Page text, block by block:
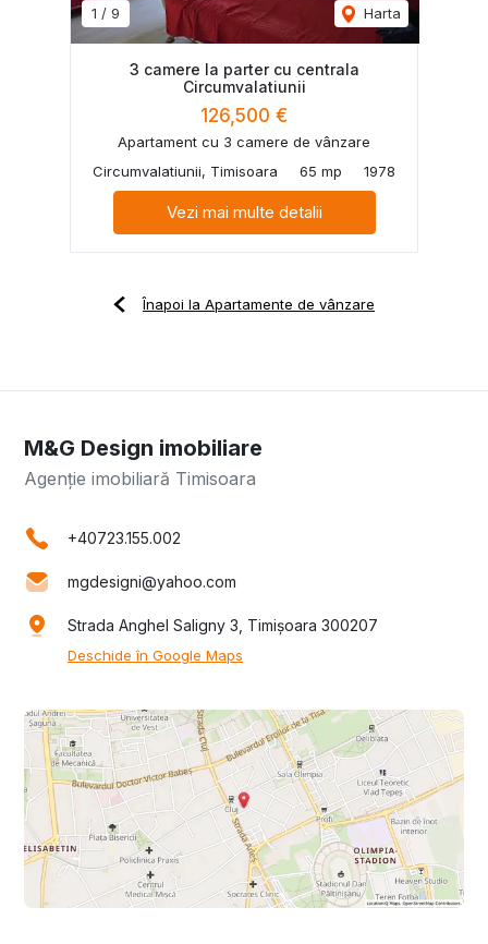
1 / 9 Harta
3 camere la parter cu centrala
Circumvalatiunii
126,500 €
Apartament cu 3 camere de vânzare
Circumvalatiunii, Timisoara
65 mp 1978
Vezi mai multe detalii
Înapoi la Apartamente de vânzare
M&G Design imobiliare
Agenție imobiliară Timisoara
+40723.155.002
mgdesigni@yahoo.com
Strada Anghel Saligny 3, Timișoara 300207
Deschide în Google Maps